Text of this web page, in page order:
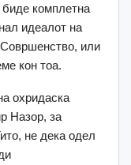
комплетна
идеалот на
или
кон тоа.
охридаска
Назор, за
не дека одел